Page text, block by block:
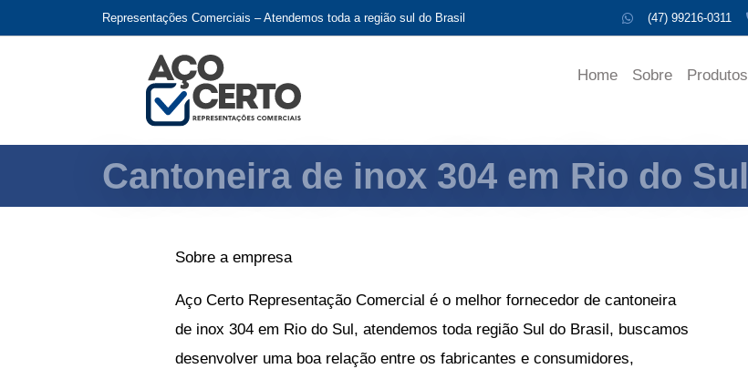
Representações Comerciais – Atendemos toda a região sul do Brasil (47) 99216-0311
Home Sobre Produtos
Cantoneira de inox 304 em Rio do Sul
Sobre a empresa
Aço Certo Representação Comercial é o melhor fornecedor de cantoneira
de inox 304 em Rio do Sul, atendemos toda região Sul do Brasil, buscamos
desenvolver uma boa relação entre os fabricantes e consumidores,